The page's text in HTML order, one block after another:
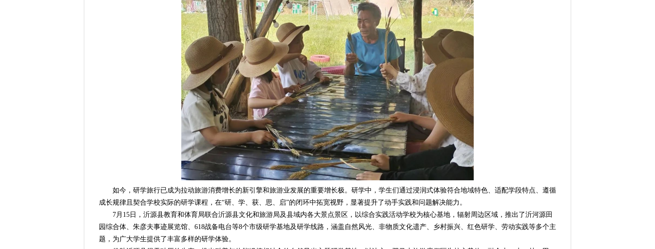
如今，研学旅行已成为拉动旅游消费增长的新引擎和旅游业发展的重要增长极。研学中，学生们通过浸润式体验符合地域特色、适配学段特点、遵循
成长规律且契合学校实际的研学课程，在“研、学、获、思、启”的闭环中拓宽视野，显著提升了动手实践和问题解决能力。
7月15日，沂源县教育和体育局联合沂源县文化和旅游局及县域内各大景点景区，以综合实践活动学校为核心基地，辐射周边区域，推出了沂河源田
园综合体、朱彦夫事迹展览馆、618战备电台等8个市级研学基地及研学线路，涵盖自然风光、非物质文化遗产、乡村振兴、红色研学、劳动实践等多个主
题，为广大学生提供了丰富多样的研学体验。